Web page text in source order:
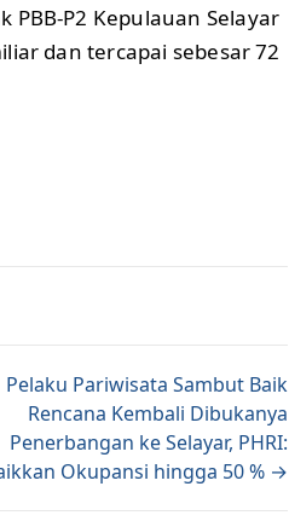
P2 Kepulauan Selayar
dan tercapai sebesar 72
Pelaku Pariwisata Sambut Baik
Rencana Kembali Dibukanya
Penerbangan ke Selayar, PHRI:
Okupansi hingga 50 % →